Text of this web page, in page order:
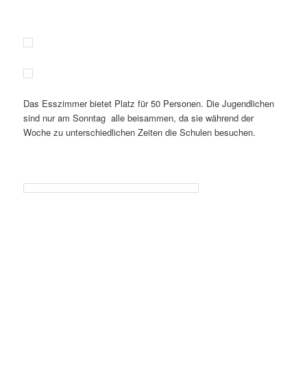
Das Esszimmer bietet Platz für 50 Personen. Die Jugendlichen
sind nur am Sonntag alle beisammen, da sie während der
Woche zu unterschiedlichen Zeiten die Schulen besuchen.